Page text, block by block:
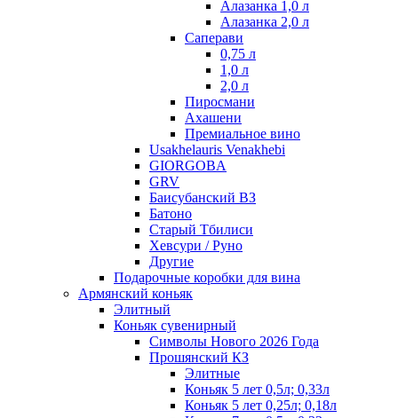
Алазанка 1,0 л
Алазанка 2,0 л
Саперави
0,75 л
1,0 л
2,0 л
Пиросмани
Ахашени
Премиальное вино
Usakhelauris Venakhebi
GIORGOBA
GRV
Баисубанский ВЗ
Батоно
Старый Тбилиси
Хевсури / Руно
Другие
Подарочные коробки для вина
Армянский коньяк
Элитный
Коньяк сувенирный
Символы Нового 2026 Года
Прошянский КЗ
Элитные
Коньяк 5 лет 0,5л; 0,33л
Коньяк 5 лет 0,25л; 0,18л